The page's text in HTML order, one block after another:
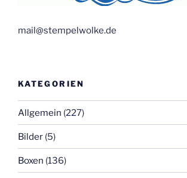
mail@stempelwolke.de
KATEGORIEN
Allgemein (227)
Bilder (5)
Boxen (136)